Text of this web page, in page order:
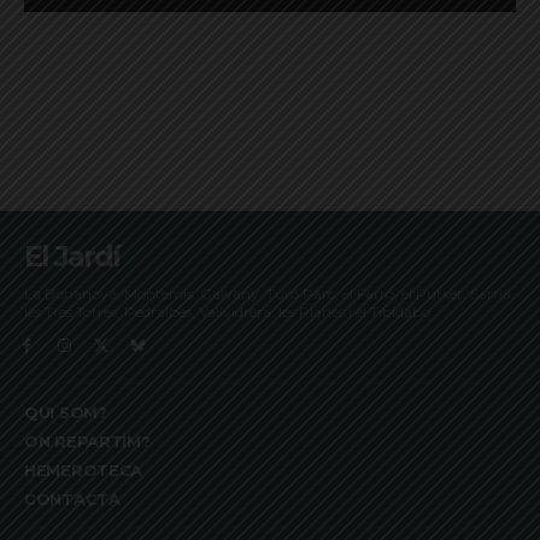
El Jardí
La Bonanova, Monterols, Galvany, Turó Parc, el Farró, el Putxet, Sarrià,
les Tres Torres, Pedralbes, Vallvidrera, les Planes i el Tibidabo
QUI SOM?
ON REPARTIM?
HEMEROTECA
CONTACTA